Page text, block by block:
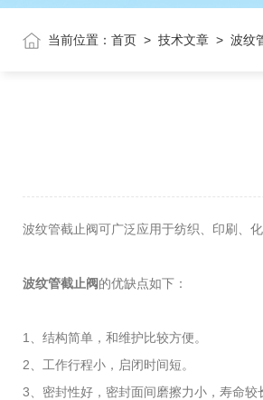
当前位置： 首页 > 技术文章 > 波纹
波纹管截止阀可广泛应用于纺织、印刷、
波纹管截止阀的优缺点如下：
1、结构简单，和维护比较方便。
2、工作行程小，启闭时间短。
3、密封性好，密封面间磨擦力小，寿命较